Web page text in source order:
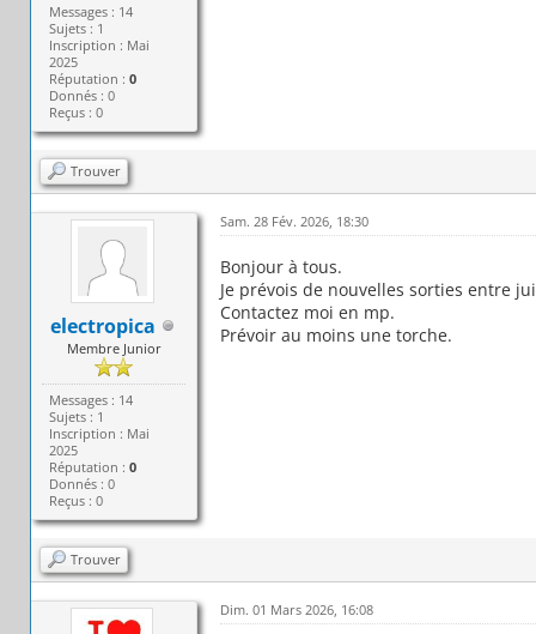
Messages : 14
Sujets : 1
Inscription : Mai
2025
Réputation :0
Donnés : 0
Reçus : 0
Trouver
electropica
Membre Junior
Messages : 14
Sujets : 1
Inscription : Mai
2025
Réputation :0
Donnés : 0
Reçus : 0
Sam. 28 Fév. 2026, 18:30
Bonjour à tous.
Je prévois de nouvelles sorties entre
Contactez moi en mp.
Prévoir au moins une torche.
Trouver
Dim. 01 Mars 2026, 16:08